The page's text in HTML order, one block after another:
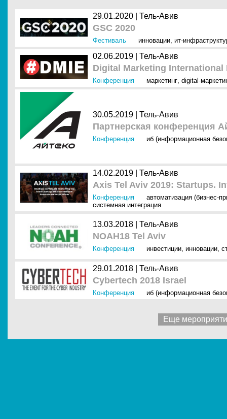
29.01.2020 | Тель-Авив
GSC 2020
Фестиваль инновации, ит-
02.06.2019 | Тель-Авив
Digital Marketing International
Конференция маркетинг, digital-
30.05.2019 | Тель-Авив
Партнерская конференция
Конференция иб (информационная
14.02.2019 | Тель-Авив
Axis Tel Aviv 2019: Startups.
Конференция
автоматизация (бизнес-
системная интеграция
13.03.2018 | Тель-Авив
NOAH18 Tel Aviv
Конференция инвестиции, инновации,
29.01.2018 | Тель-Авив
Cybertech 2018 Israel
Конференция иб (информационная
Еще